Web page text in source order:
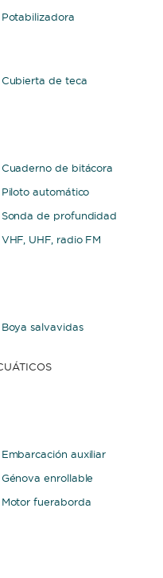
Potabilizadora
Cubierta de teca
Cuaderno de bitácora
Piloto automático
Sonda de profundidad
VHF, UHF, radio FM
Boya salvavidas
Embarcación auxiliar
Génova enrollable
Motor fueraborda